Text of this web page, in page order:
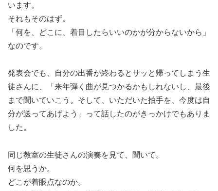
います。
それもそのはず。
「何を、どこに、着目したらいいのかが分からないから」
なのです。
発表会でも、自分の出番が終わるとサッと帰ってしまう生
徒さんに、「来年弾く曲が見つかるかもしれないし、最後
まで聞いていこう。そして、いただいた拍手を、今度は自
分が送ってあげよう」って話したのがきっかけでもありま
した。
同じ教室の生徒さんの演奏を見て、聞いて。
何を思うか。
どこが着眼点なのか。